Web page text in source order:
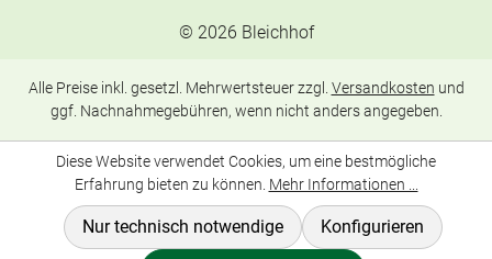
© 2026 Bleichhof
Alle Preise inkl. gesetzl. Mehrwertsteuer zzgl. Versandkosten und
ggf. Nachnahmegebühren, wenn nicht anders angegeben.
Diese Website verwendet Cookies, um eine bestmögliche
Erfahrung bieten zu können. Mehr Informationen ...
Nur technisch notwendige Konfigurieren